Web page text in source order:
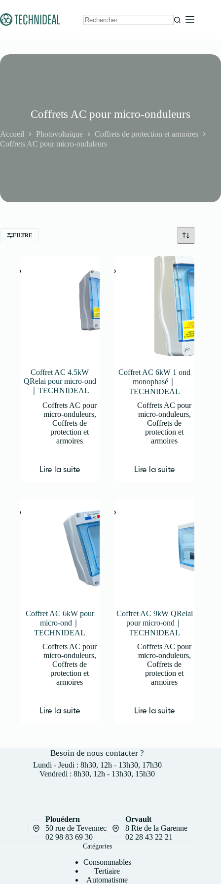
au
contenu
Coffrets AC pour micro-onduleurs
Accueil Photovoltaïque
Coffrets de protection et armoires
Coffrets AC pour micro-onduleurs
FILTRE
Coffret AC 4.5kW
QRelai pour micro-ond
｜TECHNIDEAL
Coffrets AC pour
micro-onduleurs,
Coffrets de
protection et
armoires
Lire la suite
Coffret AC 6kW 1 ond
monophasé｜
TECHNIDEAL
Coffrets AC pour
micro-onduleurs,
Coffrets de
protection et
armoires
Lire la suite
Coffret AC 6kW pour
micro-ond｜
TECHNIDEAL
Coffrets AC pour
micro-onduleurs,
Coffrets de
protection et
armoires
Lire la suite
Coffret AC 9kW QRelai
pour micro-ond｜
TECHNIDEAL
Coffrets AC pour
micro-onduleurs,
Coffrets de
protection et
armoires
Lire la suite
Besoin de nous contacter ?
Lundi - Jeudi : 8h30, 12h - 13h30, 17h30
Vendredi : 8h30, 12h - 13h30, 15h30
Plouédern
50 rue de Tevennec
02 98 83 69 30
Orvault
8 Rte de la Garenne
02 28 43 22 21
Catégories
Consommables
Tertiaire
Automatisme